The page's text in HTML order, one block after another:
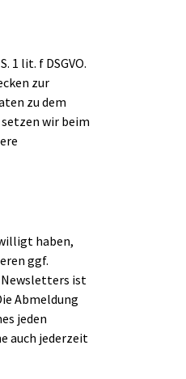
1 lit. f DSGVO.
zur
zu dem
setzen wir beim
haben,
ggf.
Newsletters ist
Abmeldung
jeden
auch jederzeit